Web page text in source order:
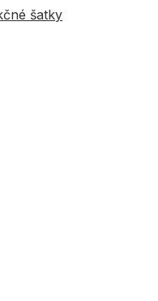
šatky